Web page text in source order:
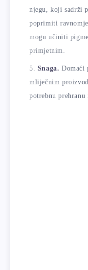
njegu, koji sadrži
poprimiti
mogu učiniti
primjetnim.
Snaga. Domaći
mliječnim
potrebnu